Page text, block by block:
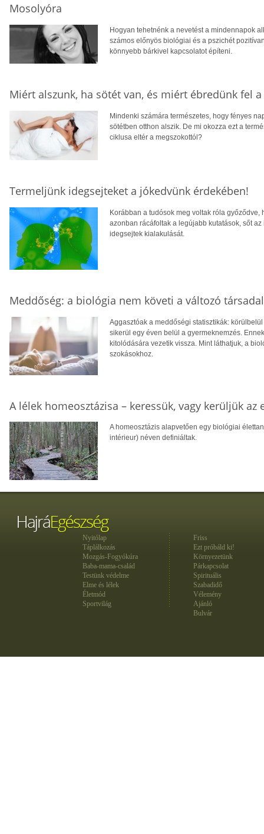
Mosolyóra
Hogyan tehetnénk a nevetést a mindennapok
számos előnyös biológiai és a pszichét
könnyebb bárkivel kapcsolatot építeni.
Miért alszunk, ha sötét van, és miért ébredünk fel a
Mindenki számára természetes, hogy fényes
sötétben otthon alszik. De mi okozza ezt a
ciklusa eltér a megszokottól?
Termeljünk idegsejteket a jókedvünk érdekében!
Korábban a tudósok meg voltak róla
azonban rácáfoltak a legújabb kutatások, sőt
idegsejtek kialakulását.
Meddőség: a biológia nem követi a változó
Aggasztóak a meddőségi statisztikák:
sikerül egy éven belül a gyermeknemzés.
kitolódására vezetik vissza. Mint láthatjuk, a
szokásokhoz.
A lélek homeosztázisa – keressük, vagy kerüljük az
A homeosztázis alapvetően egy biológiai
intérieur) néven definiáltak.
Nyitólap
Táplálkozás
Mozgás-Fogyókúra
Baba-mama-család
Testünk védelme
Elme és lélek
Életmód
Sportvilág
Friss
Ezt próbáld ki!
Környezetünk
Párkapcsolat
Spirituális
Szabadidő
Vélemény
Ajánló
Bulvár